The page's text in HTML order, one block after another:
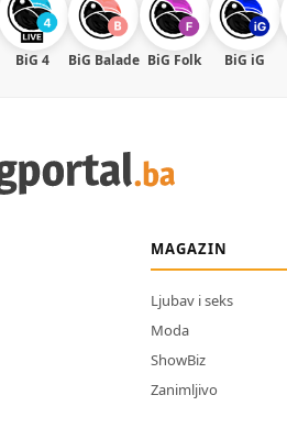
BiG 4 BiG Balade BiG Folk BiG iG
MAGAZIN
Ljubav i seks
Moda
ShowBiz
Zanimljivo